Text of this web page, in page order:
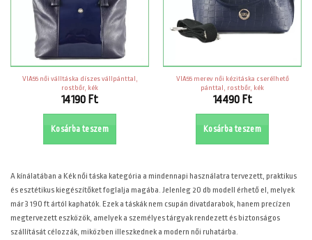
VIA55 női válltáska díszes vállpánttal,
rostbőr, kék
14190 Ft
Kosárba teszem
VIA55 merev női kézitáska cserélhető
pánttal, rostbőr, kék
14490 Ft
Kosárba teszem
A kínálatában a Kék női táska kategória a mindennapi használatra tervezett, praktikus
és esztétikus kiegészítőket foglalja magába. Jelenleg 20 db modell érhető el, melyek
már 3 190 ft ártól kaphatók. Ezek a táskák nem csupán divatdarabok, hanem precízen
megtervezett eszközök, amelyek a személyes tárgyak rendezett és biztonságos
szállítását célozzák, miközben illeszkednek a modern női ruhatárba.